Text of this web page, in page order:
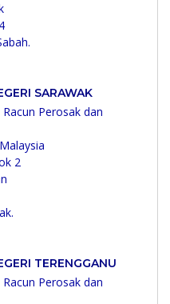
SARAWAK
Perosak dan
2
TERENGGANU
Perosak dan